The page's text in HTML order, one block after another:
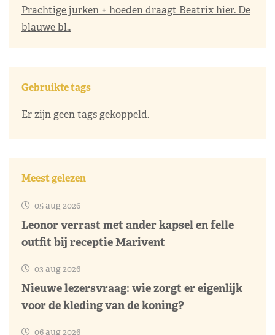
Prachtige jurken + hoeden draagt Beatrix hier. De
blauwe bl..
Gebruikte tags
Er zijn geen tags gekoppeld.
Meest gelezen
05 aug 2026
Leonor verrast met ander kapsel en felle
outfit bij receptie Marivent
03 aug 2026
Nieuwe lezersvraag: wie zorgt er eigenlijk
voor de kleding van de koning?
06 aug 2026